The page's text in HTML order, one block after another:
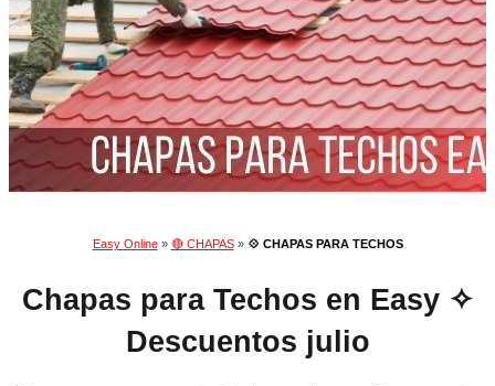
Easy Online» 🔴 CHAPAS» 💠 CHAPAS PARA TECHOS
Chapas para Techos en Easy ✧
Descuentos julio